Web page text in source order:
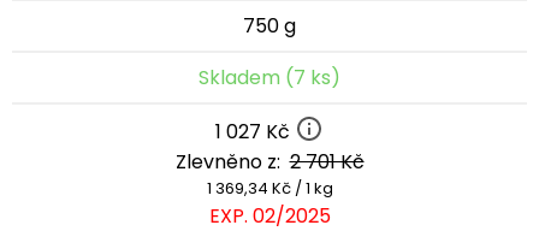
750 g
Skladem (7 ks)
1 027 Kč
Zlevněno z:2 701 Kč
1 369,34 Kč / 1 kg
EXP. 02/2025